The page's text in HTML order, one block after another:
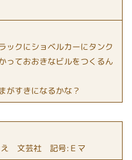
ックにショベルカーにタンク
っておおきなビルをつくるん
がすきになるかな？
文芸社 記号:Ｅマ